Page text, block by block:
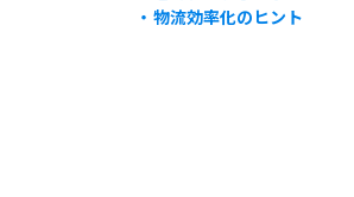
物流効率化のヒント